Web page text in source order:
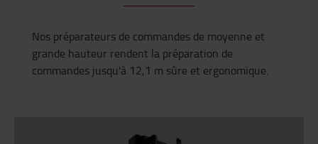
Nos préparateurs de commandes de moyenne et
grande hauteur rendent la préparation de
commandes jusqu'à 12,1 m sûre et ergonomique.